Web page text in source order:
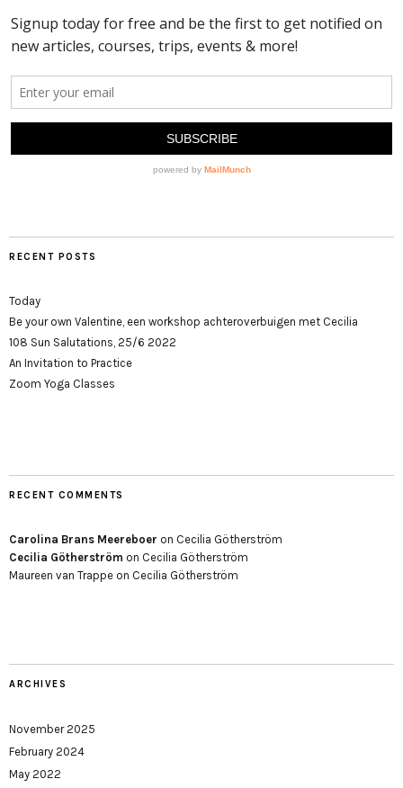
RECENT POSTS
Today
Be your own Valentine, een workshop achteroverbuigen met Cecilia
108 Sun Salutations, 25/6 2022
An Invitation to Practice
Zoom Yoga Classes
RECENT COMMENTS
Carolina Brans Meereboer on Cecilia Götherström
Cecilia Götherström on Cecilia Götherström
Maureen van Trappe on Cecilia Götherström
ARCHIVES
November 2025
February 2024
May 2022